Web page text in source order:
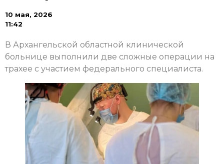
10 мая, 2026
11:42
В Архангельской областной клинической
больнице выполнили две сложные операции на
трахее с участием федерального специалиста.